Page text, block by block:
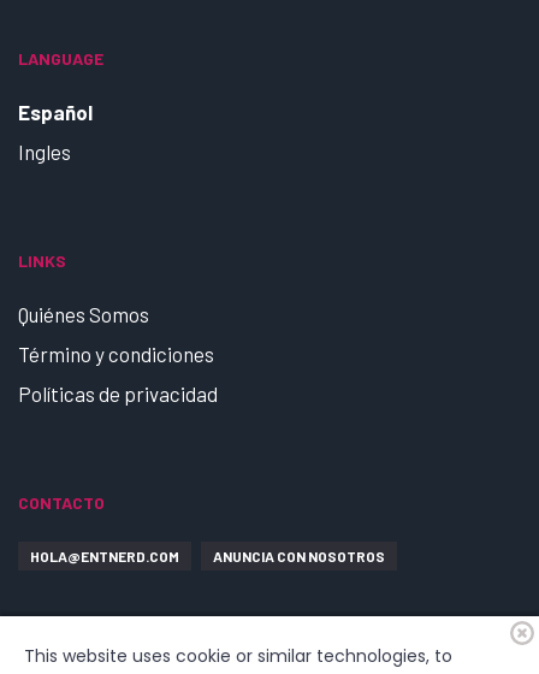
LANGUAGE
Español
Ingles
LINKS
Quiénes Somos
Término y condiciones
Políticas de privacidad
CONTACTO
HOLA@ENTNERD.COM ANUNCIA CON NOSOTROS
This website uses cookie or similar technologies, to